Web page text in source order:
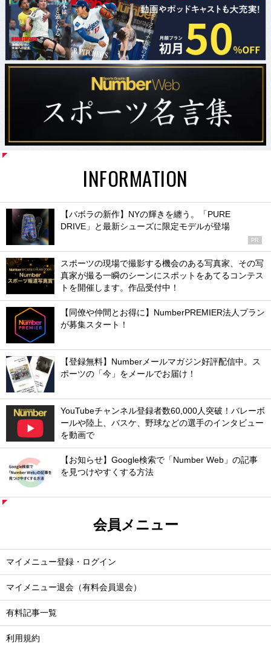
INFORMATION
【バボラの新作】NYの輝きを纏う。「PURE
DRIVE」と最新シューズに限定モデルが登場
PR
スポーツの現場で撮影する機会のある写真家、その写
真家が撮る一瞬のシーンにスポットをあてるコンテス
トを開催します。作品受付中！
【同僚や仲間とお得に】NumberPREMIER法人プラン
が募集スタート！
【登録無料】Numberメールマガジン好評配信中。ス
ポーツの「今」をメールでお届け！
YouTubeチャンネル登録者数60,000人突破！バレーボ
ールや陸上、バスケ、野球などの選手のインタビュー
を動画で
【お知らせ】Google検索で「Number Web」の記事
を見つけやすくする方法
会員メニュー
マイメニュー登録・ログイン
マイメニュー退会（有料会員退会）
有料記事一覧
利用規約